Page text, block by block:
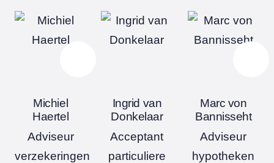
Michiel
Haertel
Adviseur
verzekeringen
Ingrid van
Donkelaar
Acceptant
particuliere
Marc von
Bannisseht
Adviseur
hypotheken